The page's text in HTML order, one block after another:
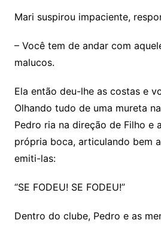
Mari suspirou impaciente,
– Você tem de andar com
malucos.
Ela então deu-lhe as costas e
Olhando tudo de uma mureta
Pedro ria na direção de Filho e
própria boca, articulando bem
emiti-las:
“SE FODEU! SE FODEU!”
Dentro do clube, Pedro e as